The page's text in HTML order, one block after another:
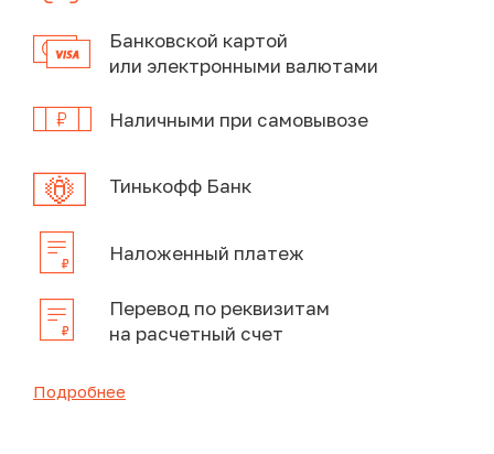
Банковской картой
или электронными валютами
Наличными при самовывозе
Тинькофф Банк
Наложенный платеж
Перевод по реквизитам
на расчетный счет
Подробнее